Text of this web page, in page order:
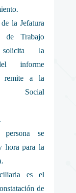
la Jefatura
Trabajo
la
informe
remite a la
Social
persona se
hora para la
es el
de